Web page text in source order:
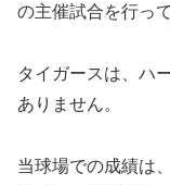
の主催試合を行っ
タイガースは、ハ
ありません。
当球場での成績は